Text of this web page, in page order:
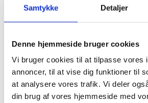
Samtykke Detaljer
Denne hjemmeside bruger cookies
Vi bruger cookies til at tilpasse vores
annoncer, til at vise dig funktioner til
at analysere vores trafik. Vi deler
din brug af vores hjemmeside med